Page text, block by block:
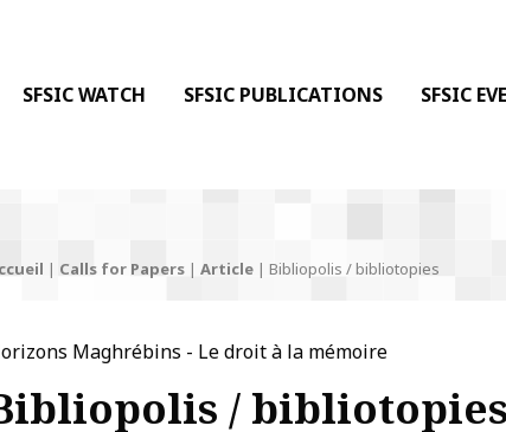
& de la Communication
SFSIC WATCH SFSIC PUBLICATIONS SFSIC
| Calls for Papers| Article| Bibliopolis / bibliotopies
Maghrébins - Le droit à la mémoire
/ bibliotopies